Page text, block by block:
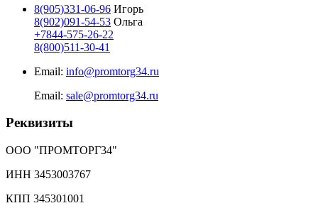
8(905)331-06-96 Игорь
8(902)091-54-53 Ольга
+7844-575-26-22
8(800)511-30-41
Email: info@promtorg34.ru
Email: sale@promtorg34.ru
Реквизиты
ООО "ПРОМТОРГ34"
ИНН 3453003767
КПП 345301001